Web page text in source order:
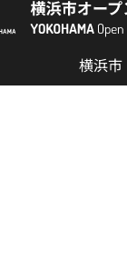
横浜市